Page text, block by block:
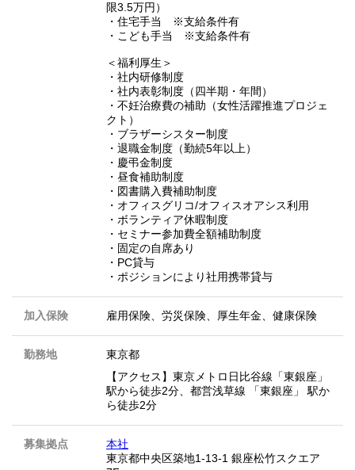
限3.5万円）
・住宅手当 ※支給条件有
・こども手当 ※支給条件有
＜福利厚生＞
・社内研修制度
・社内表彰制度（四半期・年間）
・不妊治療費の補助（女性活躍推進プロジェ
クト）
・ブラザーシスター制度
・退職金制度（勤続5年以上）
・慶弔金制度
・昼食補助制度
・図書購入費補助制度
・オフィスグリコ/オフィスオアシス利用
・ボランティア休暇制度
・セミナー参加費全額補助制度
・固定の自席あり
・PC貸与
・ポジションにより社用携帯貸与
加入保険 雇用保険、労災保険、厚生年金、健康保険
勤務地
東京都
【アクセス】東京メトロ日比谷線「東銀座」
駅から徒歩2分、都営浅草線 「東銀座」 駅か
ら徒歩2分
募集拠点
本社
東京都中央区築地1-13-1 銀座松竹スクエア